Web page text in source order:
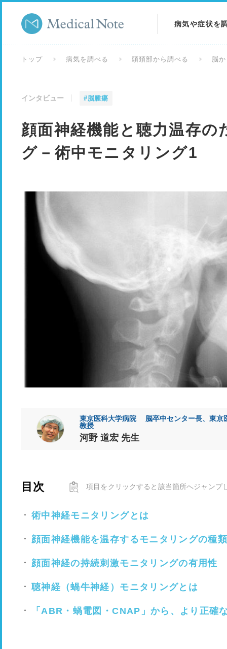
病気や症状を
トップ 病気を調べる 頭頚部から調べる 脳
インタビュー #脳腫瘍
顔面神経機能と聴力温存
グ－術中モニタリング1
東京医科大学病院 脳卒中センター長、東
教授
河野 道宏 先生
目次 項目をクリックすると該当箇所へジャンプ
術中神経モニタリングとは
顔面神経機能を温存するモニタリングの種類
顔面神経の持続刺激モニタリングの有用性
聴神経（蝸牛神経）モニタリングとは
「ABR・蝸電図・CNAP」から、より正確